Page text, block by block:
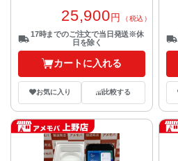
25,900円 （税込）
17時までのご注文で当日発送※休
日を除く
カートに入れる
お気に入り 比較する